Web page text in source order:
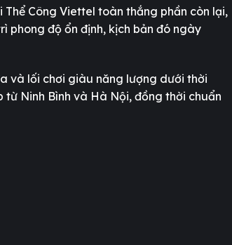
Công Viettel toàn thắng phần còn lại,
phong độ ổn định, kịch bản đó ngày
và lối chơi giàu năng lượng dưới thời
Ninh Bình và Hà Nội, đồng thời chuẩn